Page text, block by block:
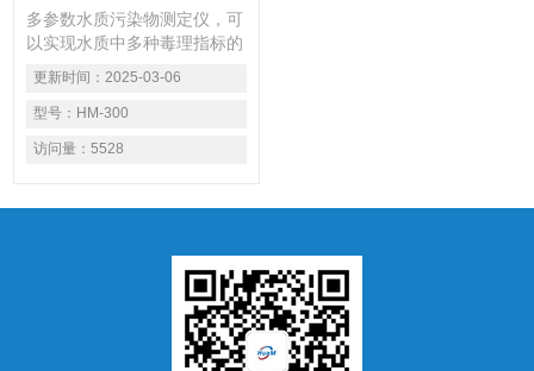
多参数水质污染物测定仪，可
以实现水质中多种毒理指标的
批量检测，智能化程度高，操
作简单、方便。配有参比通
道，检测精度高，避免了检测
过程中的操作误差，可测定氟
化物、硫化物等多种检测项
打印，数据分析、图表显示，
更新时间： 2025-03-06
型号： HM-300
访问量： 5528